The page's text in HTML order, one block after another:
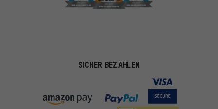
SICHER BEZAHLEN